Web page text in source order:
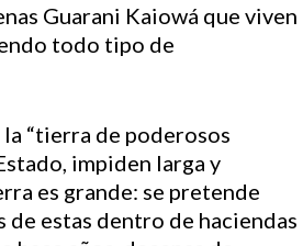
Guarani Kaiowá que viven
todo tipo de
“tierra de poderosos
impiden larga y
es grande: se pretende
de estas dentro de haciendas